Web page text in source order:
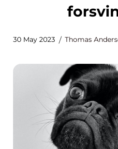
30 May 2023 Thomas